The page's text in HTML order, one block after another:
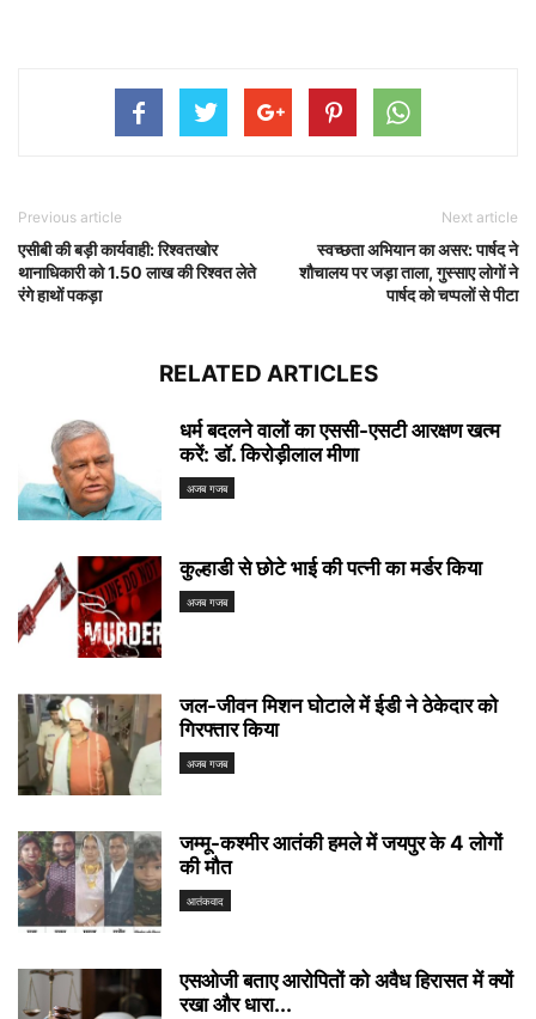
Previous article
एसीबी की बड़ी कार्यवाही: रिश्वतखोर
थानाधिकारी को 1.50 लाख की रिश्वत लेते
रंगे हाथों पकड़ा
Next article
स्वच्छता अभियान का असर: पार्षद ने
शौचालय पर जड़ा ताला, गुस्साए लोगों ने
पार्षद को चप्पलों से पीटा
RELATED ARTICLES
धर्म बदलने वालों का एससी-एसटी आरक्षण खत्म
करें: डॉ. किरोड़ीलाल मीणा
अजब गजब
कुल्हाडी से छोटे भाई की पत्नी का मर्डर किया
अजब गजब
जल-जीवन मिशन घोटाले में ईडी ने ठेकेदार को
गिरफ्तार किया
अजब गजब
जम्मू-कश्मीर आतंकी हमले में जयपुर के 4 लोगों
की मौत
आतंकवाद
एसओजी बताए आरोपितों को अवैध हिरासत में क्यों
रखा और धारा...